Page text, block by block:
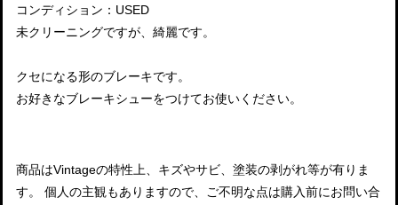
コンディション：USED
未クリーニングですが、綺麗です。
クセになる形のブレーキです。
お好きなブレーキシューをつけてお使いください。
商品はVintageの特性上、キズやサビ、塗装の剥がれ等が有りま
す。 個人の主観もありますので、ご不明な点は購入前にお問い合